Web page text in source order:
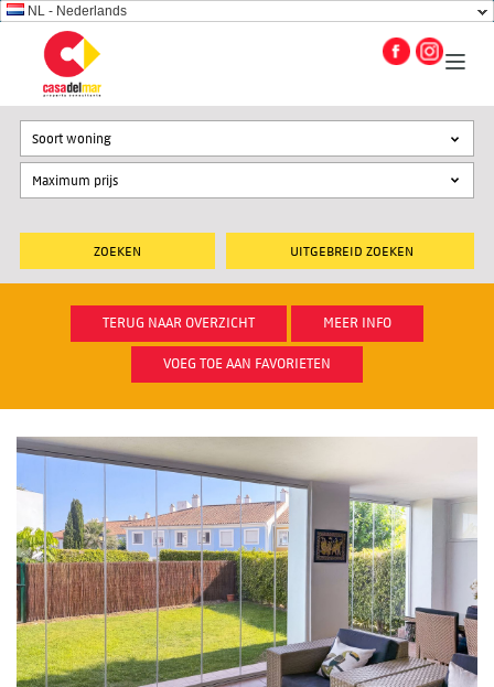
NL - Nederlands
UITGEBREID ZOEKEN
Soort woning
TERUG NAAR OVERZICHT MEER INFO
VOEG TOE AAN FAVORIETEN